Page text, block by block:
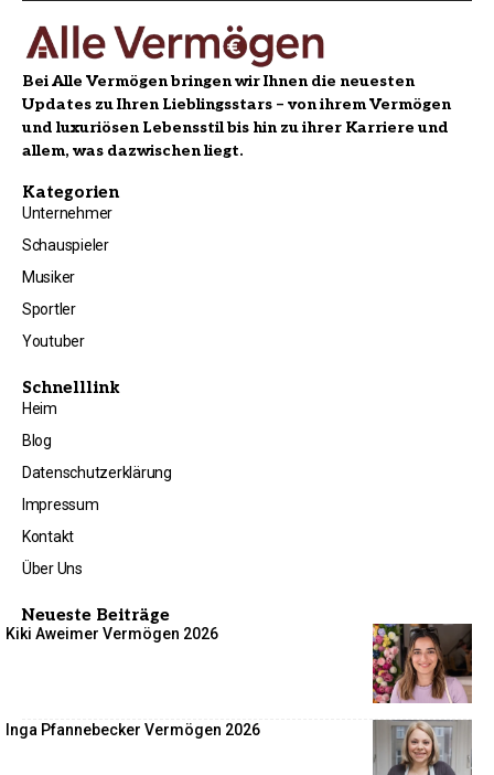
Bei Alle Vermögen bringen wir Ihnen die neuesten
Updates zu Ihren Lieblingsstars – von ihrem Vermögen
und luxuriösen Lebensstil bis hin zu ihrer Karriere und
allem, was dazwischen liegt.
Kategorien
Unternehmer
Schauspieler
Musiker
Sportler
Youtuber
Schnelllink
Heim
Blog
Datenschutzerklärung
Impressum
Kontakt
Über Uns
Neueste Beiträge
Kiki Aweimer Vermögen 2026
Inga Pfannebecker Vermögen 2026